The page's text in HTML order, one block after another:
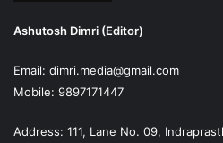
Ashutosh Dimri (Editor)
Email: dimri.media@gmail.com
Mobile: 9897171447
Address: 111, Lane No. 09,